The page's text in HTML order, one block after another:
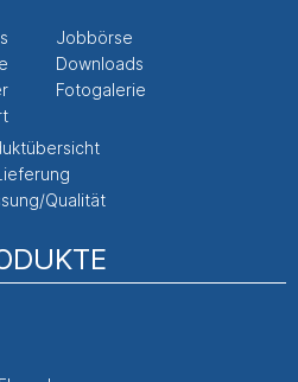
Jobbörse
Downloads
Fotogalerie
Qualität